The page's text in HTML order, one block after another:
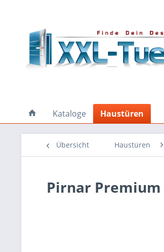
Kataloge Haustüren
Übersicht Haustüren
Pirnar Premium